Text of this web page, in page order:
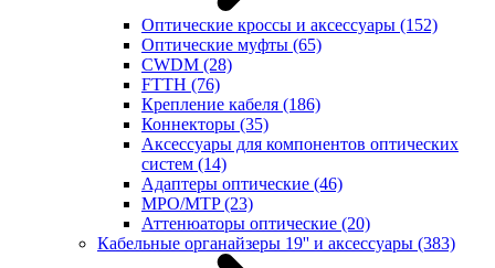
Оптические кроссы и аксессуары (152)
Оптические муфты (65)
CWDM (28)
FTTH (76)
Крепление кабеля (186)
Коннекторы (35)
Аксессуары для компонентов оптических
систем (14)
Адаптеры оптические (46)
MPO/MTP(23)
Аттенюаторы оптические (20)
Кабельные органайзеры 19'' и аксессуары (383)